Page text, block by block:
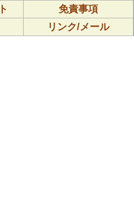
免責事項
リンク/メール